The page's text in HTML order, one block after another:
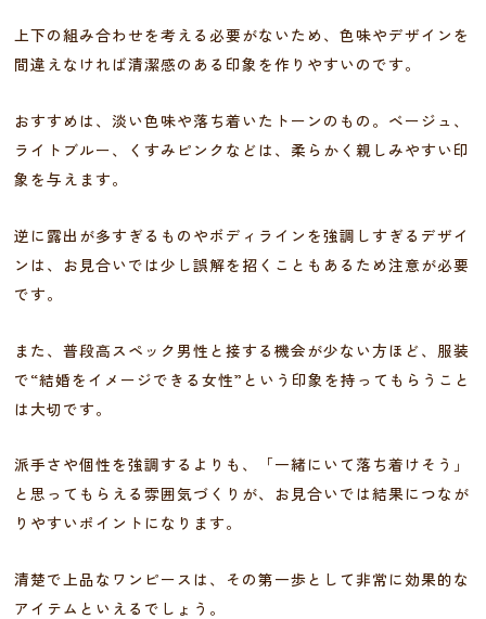
上下の組み合わせを考える必要がないため、色味やデザインを
間違えなければ清潔感のある印象を作りやすいのです。
おすすめは、淡い色味や落ち着いたトーンのもの。ベージュ、
ライトブルー、くすみピンクなどは、柔らかく親しみやすい印
象を与えます。
逆に露出が多すぎるものやボディラインを強調しすぎるデザイ
ンは、お見合いでは少し誤解を招くこともあるため注意が必要
です。
また、普段高スペック男性と接する機会が少ない方ほど、服装
で“結婚をイメージできる女性”という印象を持ってもらうこと
は大切です。
派手さや個性を強調するよりも、「一緒にいて落ち着けそう」
と思ってもらえる雰囲気づくりが、お見合いでは結果につなが
りやすいポイントになります。
清楚で上品なワンピースは、その第一歩として非常に効果的な
アイテムといえるでしょう。